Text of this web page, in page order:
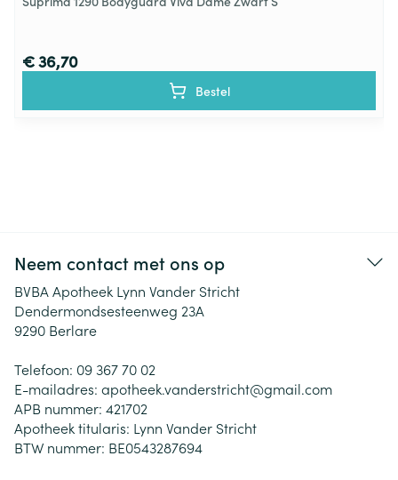
€ 36,70
Bestel
Neem contact met ons op
BVBA Apotheek Lynn Vander Stricht
Dendermondsesteenweg 23A
9290 Berlare
Telefoon: 09 367 70 02
E-mailadres: apotheek.vanderstricht@gmail.com
APB nummer: 421702
Apotheek titularis: Lynn Vander Stricht
BTW nummer: BE0543287694